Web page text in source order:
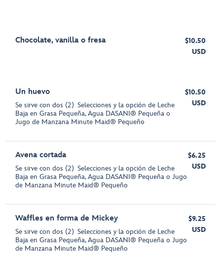
Chocolate, vanilla o fresa
$10.50
USD
Un huevo
Se sirve con dos (2) Selecciones y la opción de Leche
Baja en Grasa Pequeña, Agua DASANI® Pequeña o
Jugo de Manzana Minute Maid® Pequeño
$10.50
USD
Avena cortada
Se sirve con dos (2) Selecciones y la opción de Leche
Baja en Grasa Pequeña, Agua DASANI® Pequeña o Jugo
de Manzana Minute Maid® Pequeño
$6.25
USD
Waffles en forma de Mickey
Se sirve con dos (2) Selecciones y la opción de Leche
Baja en Grasa Pequeña, Agua DASANI® Pequeña o Jugo
de Manzana Minute Maid® Pequeño
$9.25
USD